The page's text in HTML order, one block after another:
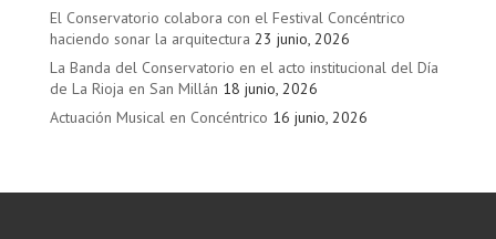
El Conservatorio colabora con el Festival Concéntrico
haciendo sonar la arquitectura 23 junio, 2026
La Banda del Conservatorio en el acto institucional del Día
de La Rioja en San Millán 18 junio, 2026
Actuación Musical en Concéntrico 16 junio, 2026